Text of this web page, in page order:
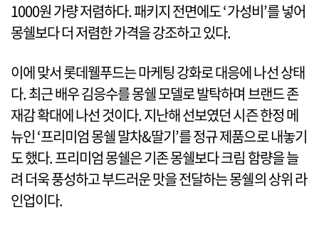
1000원 가량 저렴하다. 패키지 전면에도 ‘가성비’를 넣어
몽쉘보다 더 저렴한 가격을 강조하고 있다.
이에 맞서 롯데웰푸드는 마케팅 강화로 대응에 나선 상태
다. 최근 배우 김응수를 몽쉘 모델로 발탁하며 브랜드 존
재감 확대에 나선 것이다. 지난해 선보였던 시즌 한정 메
뉴인 ‘프리미엄 몽쉘 말차&딸기’를 정규 제품으로 내놓기
도 했다. 프리미엄 몽쉘은 기존 몽쉘보다 크림 함량을 늘
려 더욱 풍성하고 부드러운 맛을 전달하는 몽쉘의 상위 라
인업이다.